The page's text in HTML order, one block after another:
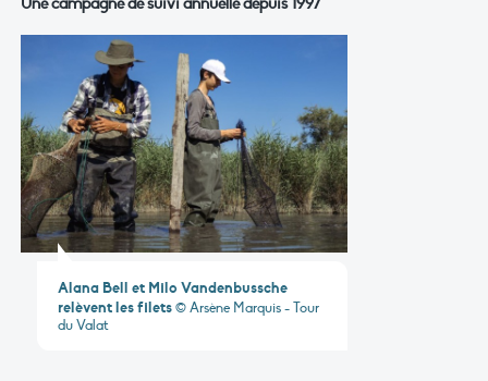
Alana Bell et Milo Vandenbussche
relèvent les filets© Arsène Marquis - Tour
du Valat